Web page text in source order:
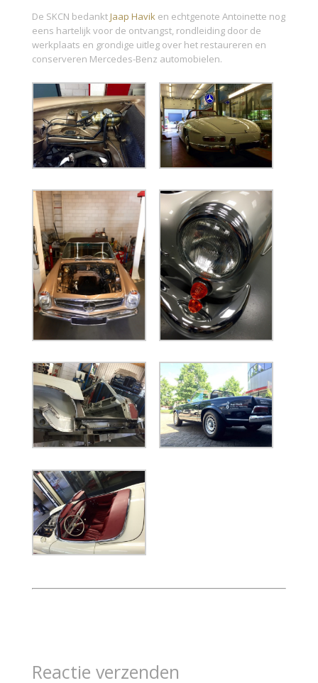
De SKCN bedanktJaap Haviken echtgenote Antoinette nog
eens hartelijk voor de ontvangst, rondleiding door de
werkplaats en grondige uitleg over het restaureren en
conserveren Mercedes-Benz automobielen.
Reactie verzenden